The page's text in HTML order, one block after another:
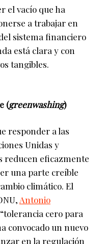
el vacío que ha
a trabajar en
sistema financiero
está clara y con
tangibles.
(greenwashing)
responder a las
Unidas y
reducen eficazmente
una parte creíble
climático. El
Antonio
cero para
convocado un nuevo
en la regulación